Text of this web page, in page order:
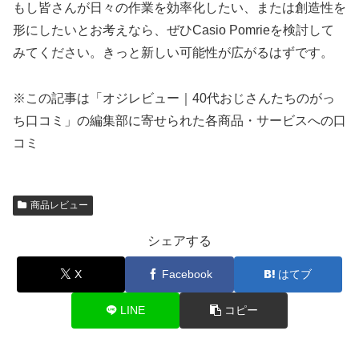
もし皆さんが日々の作業を効率化したい、または創造性を
形にしたいとお考えなら、ぜひCasio Pomrieを検討して
みてください。きっと新しい可能性が広がるはずです。
※この記事は「オジレビュー｜40代おじさんたちのがっ
ち口コミ」の編集部に寄せられた各商品・サービスへの口
コミ
商品レビュー
シェアする
X Facebook はてブ
LINE コピー